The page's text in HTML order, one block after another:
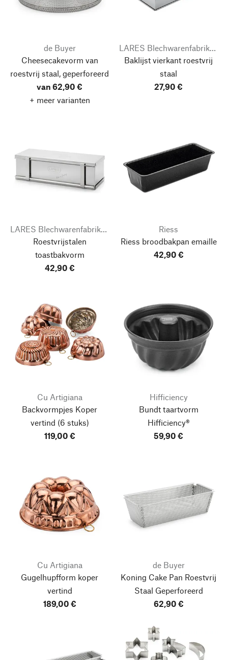
de Buyer
Cheesecakevorm van
roestvrij staal, geperforeerd
van 62,90 €
+ meer varianten
LARES Blechwarenfabrikation
Baklijst vierkant roestvrij
staal
27,90 €
LARES Blechwarenfabrikation
Roestvrijstalen
toastbakvorm
42,90 €
Riess
Riess broodbakpan emaille
42,90 €
Cu Artigiana
Backvormpjes Koper
vertind (6 stuks)
119,00 €
Hifficiency
Bundt taartvorm
Hifficiency®
59,90 €
Cu Artigiana
Gugelhupfform koper
vertind
189,00 €
de Buyer
Koning Cake Pan Roestvrij
Staal Geperforeerd
62,90 €